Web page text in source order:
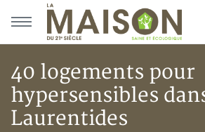
Aller au menu principal
Aller au contenu principal
40 logements pour
hypersensibles
Laurentides